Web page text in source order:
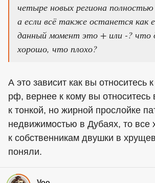
четыре новых региона
а если всё также останется как
данный момент это + или -? что
хорошо, что плохо?
А это зависит как вы относитесь
рф, вернее к кому вы
к тонкой, но жирной прослойке
недвижимостью в Дубаях, то все
к собственникам двушки в
поняли.